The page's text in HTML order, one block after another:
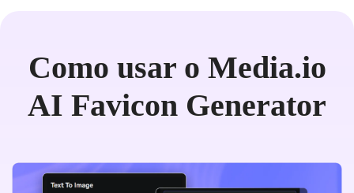
Como usar o Media.io
AI Favicon Generator